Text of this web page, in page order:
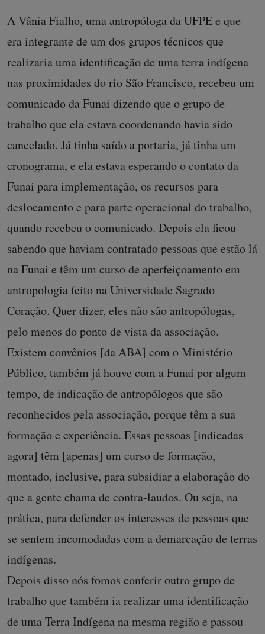
A Vânia Fialho, uma antropóloga da UFPE e que
era integrante de um dos grupos técnicos que
realizaria uma identificação de uma terra indígena
nas proximidades do rio São Francisco, recebeu um
comunicado da Funai dizendo que o grupo de
trabalho que ela estava coordenando havia sido
cancelado. Já tinha saído a portaria, já tinha um
cronograma, e ela estava esperando o contato da
Funai para implementação, os recursos para
deslocamento e para parte operacional do trabalho,
quando recebeu o comunicado. Depois ela ficou
sabendo que haviam contratado pessoas que estão lá
na Funai e têm um curso de aperfeiçoamento em
antropologia feito na Universidade Sagrado
Coração. Quer dizer, eles não são antropólogas,
pelo menos do ponto de vista da associação.
Existem convênios [da ABA] com o Ministério
Público, também já houve com a Funai por algum
tempo, de indicação de antropólogos que são
reconhecidos pela associação, porque têm a sua
formação e experiência. Essas pessoas [indicadas
agora] têm [apenas] um curso de formação,
montado, inclusive, para subsidiar a elaboração do
que a gente chama de contra-laudos. Ou seja, na
prática, para defender os interesses de pessoas que
se sentem incomodadas com a demarcação de terras
indígenas.
Depois disso nós fomos conferir outro grupo de
trabalho que também ia realizar uma identificação
de uma Terra Indígena na mesma região e passou